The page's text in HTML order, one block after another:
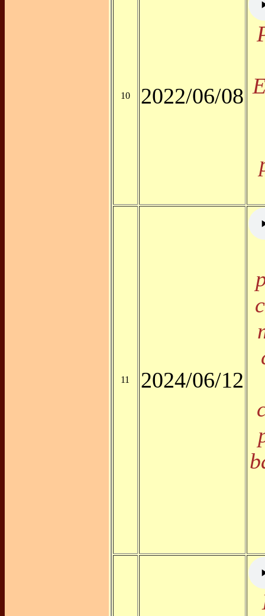
10 2022/06/08
11 2024/06/12